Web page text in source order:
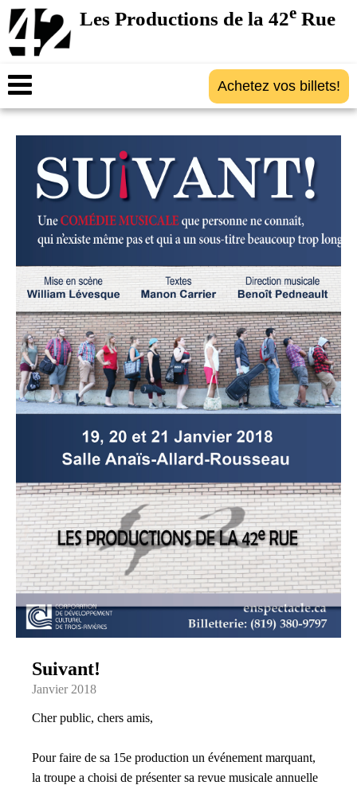
Les Productions de la 42e Rue
Achetez vos billets!
Suivant!
Janvier 2018
Cher public, chers amis,
Pour faire de sa 15e production un événement marquant,
la troupe a choisi de présenter sa revue musicale annuelle